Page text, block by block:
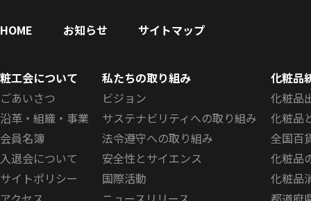
HOME お知らせ サイトマップ
粧工会について
ごあいさつ
沿革・組織・事業
会員名簿
入退会について
サイトポリシー
私たちの取り組み
ビジョン
サステナビリティへの取り組み
法令遵守への取り組み
安全性とサイエンス
国際活動
化粧品
化粧品
化粧品
全国百
化粧品
化粧品